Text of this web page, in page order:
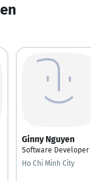
Ginny Nguyen
Software Developer
Ho Chi Minh City